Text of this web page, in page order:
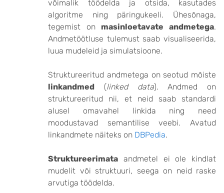
võimalik töödelda ja otsida, kasutades
algoritme ning päringukeeli. Ühesõnaga,
tegemist on masinloetavate andmetega.
Andmetöötluse tulemust saab visualiseerida,
luua mudeleid ja simulatsioone.
Struktureeritud andmetega on seotud mõiste
linkandmed (linked data). Andmed on
struktureeritud nii, et neid saab standardi
alusel omavahel linkida ning need
moodustavad semantilise veebi. Avatud
linkandmete näiteks on DBPedia.
Struktureerimata andmetel ei ole kindlat
mudelit või struktuuri, seega on neid raske
arvutiga töödelda.